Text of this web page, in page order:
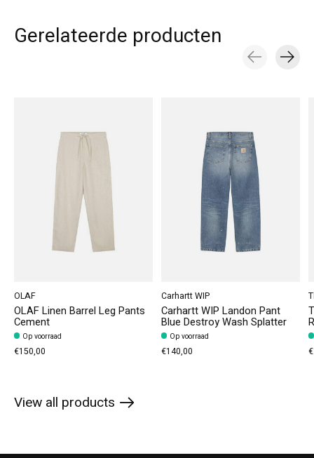
Gerelateerde producten
OLAF
OLAF Linen Barrel Leg Pants
Cement
Op voorraad
€150,00
Carhartt WIP
Carhartt WIP Landon Pant
Blue Destroy Wash Splatter
Op voorraad
€140,00
View all products